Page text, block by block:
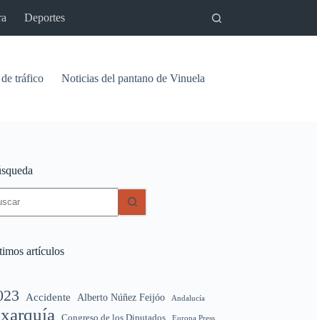
Deportes
tráfico Noticias del pantano de Vinuela
artículos
Accidente Alberto Núñez Feijóo Andalucía
Congreso de los Diputados Europa Press